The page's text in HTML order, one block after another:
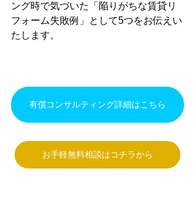
ング時で気づいた「陥りがちな賃貸リ
フォーム失敗例」として5つをお伝えい
たします。
有償コンサルティング詳細はこちら
お手軽無料相談はコチラから